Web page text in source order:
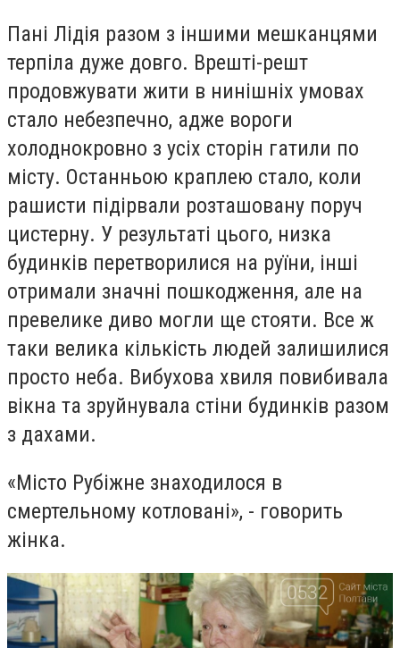
Пані Лідія разом з іншими мешканцями
терпіла дуже довго. Врешті-решт
продовжувати жити в нинішніх умовах
стало небезпечно, адже вороги
холоднокровно з усіх сторін гатили по
місту. Останньою краплею стало, коли
рашисти підірвали розташовану поруч
цистерну. У результаті цього, низка
будинків перетворилися на руїни, інші
отримали значні пошкодження, але на
превелике диво могли ще стояти. Все ж
таки велика кількість людей залишилися
просто неба. Вибухова хвиля повибивала
вікна та зруйнувала стіни будинків разом
з дахами.
«Місто Рубіжне знаходилося в
смертельному котловані», - говорить
жінка.